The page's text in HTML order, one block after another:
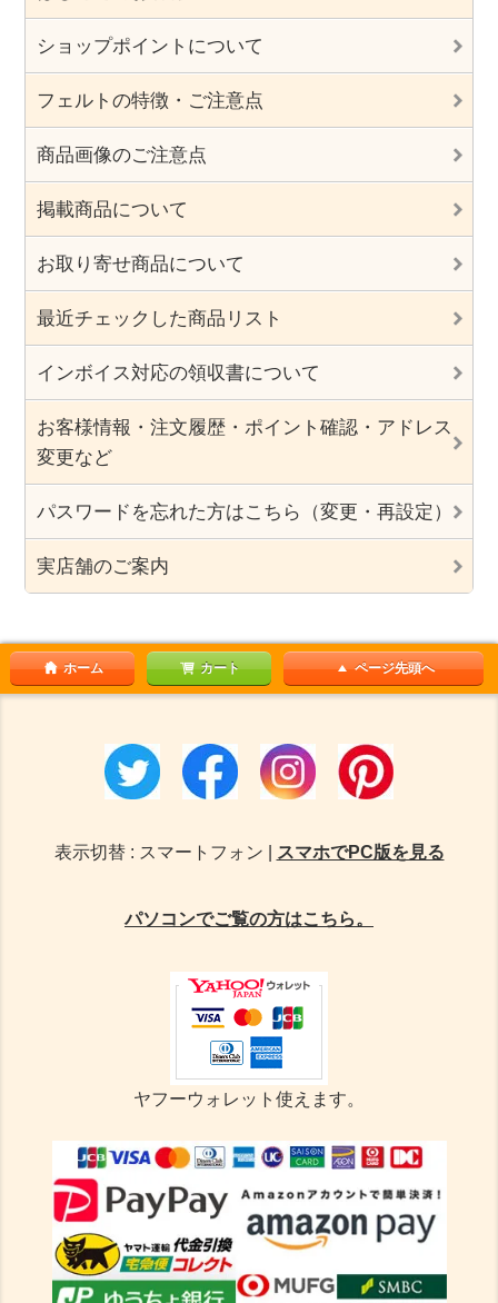
ショップポイントについて
フェルトの特徴・ご注意点
商品画像のご注意点
掲載商品について
お取り寄せ商品について
最近チェックした商品リスト
インボイス対応の領収書について
お客様情報・注文履歴・ポイント確認・アドレス
変更など
パスワードを忘れた方はこちら（変更・再設定）
実店舗のご案内
ホーム カート ページ先頭へ
表示切替 : スマートフォン | スマホでPC版を見る
パソコンでご覧の方はこちら。
ヤフーウォレット使えます。